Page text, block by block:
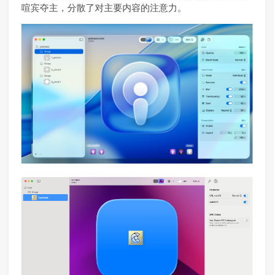
喧宾夺主，分散了对主要内容的注意力。